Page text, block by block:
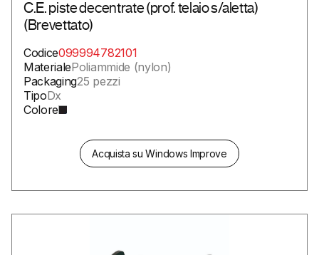
C.E. piste decentrate (prof. telaio s/aletta)
(Brevettato)
Codice099994782101
MaterialePoliammide (nylon)
Packaging25 pezzi
TipoDx
Colore
Acquista su Windows Improve